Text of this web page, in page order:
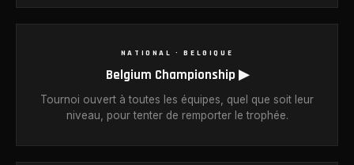
NATIONAL · BELGIQUE
Belgium Championship ▶
Tournoi ouvert à toutes les équipes, quel que soit leur
niveau, pour tenter de remporter le trophée.